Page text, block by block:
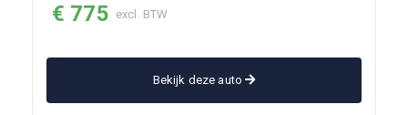
€ 775 excl. BTW
Bekijk deze auto